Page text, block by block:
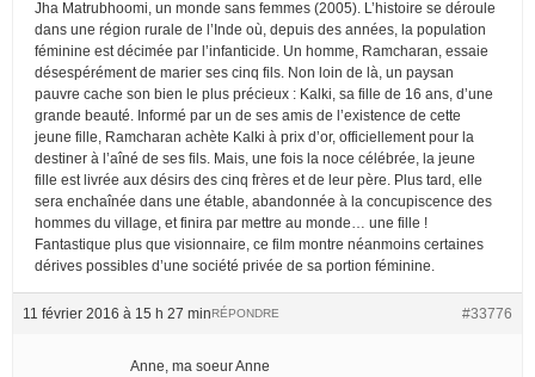
Jha Matrubhoomi, un monde sans femmes (2005). L’histoire se déroule
dans une région rurale de l’Inde où, depuis des années, la population
féminine est décimée par l’infanticide. Un homme, Ramcharan, essaie
désespérément de marier ses cinq fils. Non loin de là, un paysan
pauvre cache son bien le plus précieux : Kalki, sa fille de 16 ans, d’une
grande beauté. Informé par un de ses amis de l’existence de cette
jeune fille, Ramcharan achète Kalki à prix d’or, officiellement pour la
destiner à l’aîné de ses fils. Mais, une fois la noce célébrée, la jeune
fille est livrée aux désirs des cinq frères et de leur père. Plus tard, elle
sera enchaînée dans une étable, abandonnée à la concupiscence des
hommes du village, et finira par mettre au monde… une fille !
Fantastique plus que visionnaire, ce film montre néanmoins certaines
dérives possibles d’une société privée de sa portion féminine.
11 février 2016 à 15 h 27 min #33776
RÉPONDRE
Anne, ma soeur Anne